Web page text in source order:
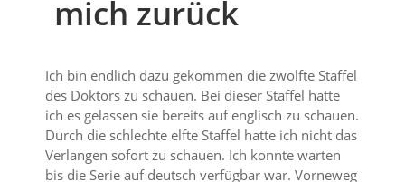
mich zurück
Ich bin endlich dazu gekommen die zwölfte Staffel
des Doktors zu schauen. Bei dieser Staffel hatte
ich es gelassen sie bereits auf englisch zu schauen.
Durch die schlechte elfte Staffel hatte ich nicht das
Verlangen sofort zu schauen. Ich konnte warten
bis die Serie auf deutsch verfügbar war. Vorneweg